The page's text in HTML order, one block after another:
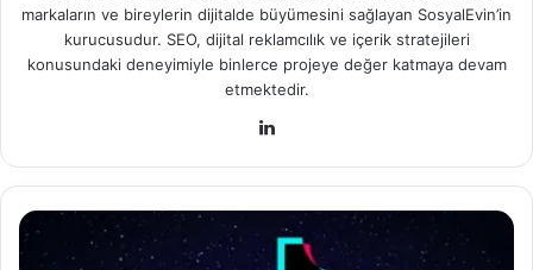
markaların ve bireylerin dijitalde büyümesini sağlayan SosyalEvin’in
kurucusudur. SEO, dijital reklamcılık ve içerik stratejileri
konusundaki deneyimiyle binlerce projeye değer katmaya devam
etmektedir.
dIn
T
i